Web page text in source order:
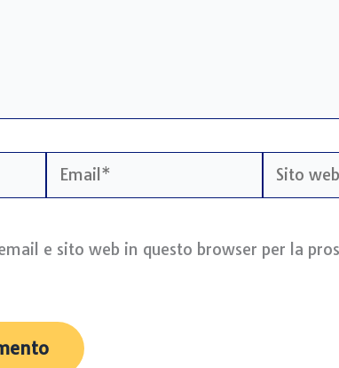
Email*
Sito
web
e sito web in questo browser per la